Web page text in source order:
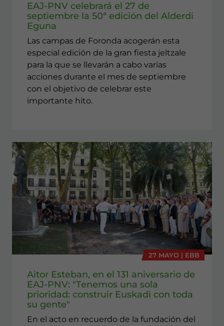
EAJ-PNV celebrará el 27 de
septiembre la 50ª edición del Alderdi
Eguna
Las campas de Foronda acogerán esta
especial edición de la gran fiesta jeltzale
para la que se llevarán a cabo varias
acciones durante el mes de septiembre
con el objetivo de celebrar este
importante hito.
27 MAYO | EBB
Aitor Esteban, en el 131 aniversario de
EAJ-PNV: "Tenemos una sola
prioridad: construir Euskadi con toda
su gente"
En el acto en recuerdo de la fundación del